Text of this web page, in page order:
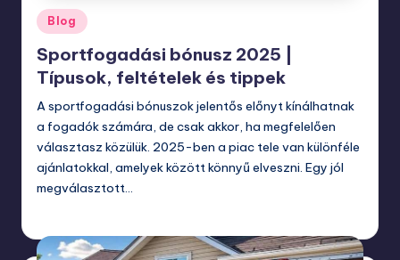
Posted
in
Blog
Sportfogadási bónusz 2025 |
Típusok, feltételek és tippek
A sportfogadási bónuszok jelentős előnyt kínálhatnak
a fogadók számára, de csak akkor, ha megfelelően
választasz közülük. 2025-ben a piac tele van különféle
ajánlatokkal, amelyek között könnyű elveszni. Egy jól
megválasztott…